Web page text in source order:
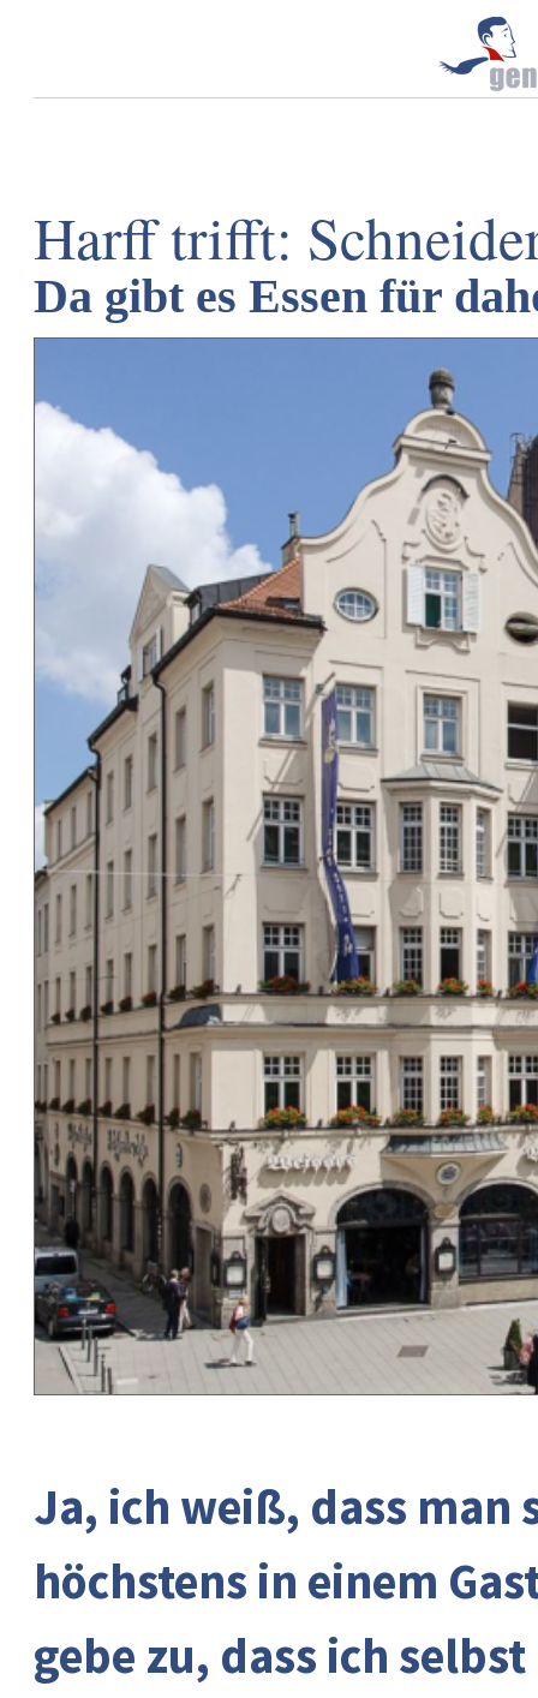
Harff trifft:
Da gibt es Essen für
Ja, ich weiß, dass
höchstens in einem
gebe zu, dass ich